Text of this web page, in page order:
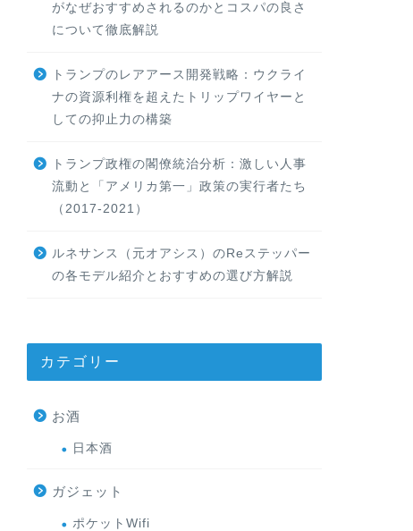
がなぜおすすめされるのかとコスパの良さ
について徹底解説
トランプのレアアース開発戦略：ウクライ
ナの資源利権を超えたトリップワイヤーと
しての抑止力の構築
トランプ政権の閣僚統治分析：激しい人事
流動と「アメリカ第一」政策の実行者たち
（2017-2021）
ルネサンス（元オアシス）のReステッパー
の各モデル紹介とおすすめの選び方解説
カテゴリー
お酒
日本酒
ガジェット
ポケットWifi